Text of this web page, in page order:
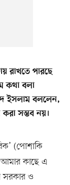
রাখতে পারছে
কথা বলা
ইসলাম বললেন,
করা সম্ভব নয়।
(পোশাকি
আমার কাছে এ
সরকার ও